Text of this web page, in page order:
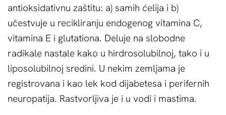
antioksidativnu zaštitu: a) samih ćelija i b)
učestvuje u recikliranju endogenog vitamina C,
vitamina E i glutationa. Deluje na slobodne
radikale nastale kako u hirdrosolubilnoj, tako i u
liposolubilnoj sredini. U nekim zemljama je
registrovana i kao lek kod dijabetesa i perifernih
neuropatija. Rastvorljiva je i u vodi i mastima.